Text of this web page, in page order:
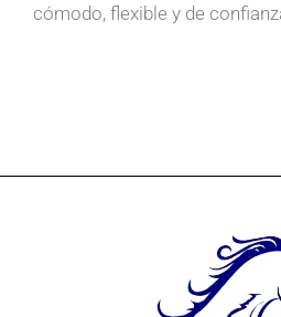
cómodo, flexible y de